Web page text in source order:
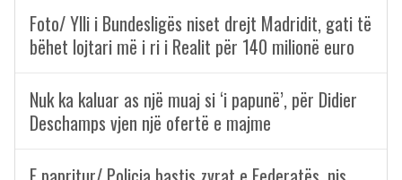
Foto/ Ylli i Bundesligës niset drejt Madridit, gati të
bëhet lojtari më i ri i Realit për 140 milionë euro
Nuk ka kaluar as një muaj si ‘i papunë’, për Didier
Deschamps vjen një ofertë e majme